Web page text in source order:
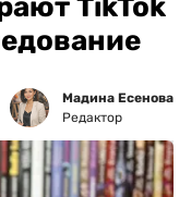
TikTok
Мадина Есенова
Редактор